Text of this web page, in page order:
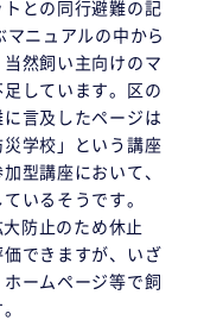
との同行避難の記
ニュアルの中から
然飼い主向けのマ
しています。区の
言及したページは
学校」という講座
型講座において、
いるそうです。
防止のため休止
できますが、いざ
ームページ等で飼